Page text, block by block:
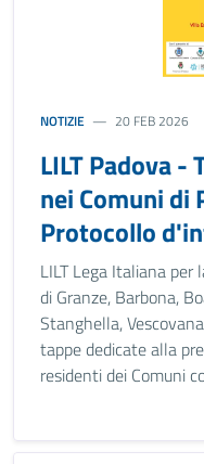
NOTIZIE 20 FEB 2026
LILT Padova -
nei Comuni di
Protocollo
LILT Lega Italiana per
di Granze, Barbona,
Stanghella,
tappe dedicate alla
residenti dei Comuni